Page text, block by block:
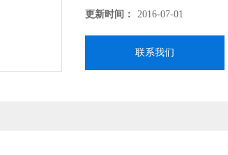
更新时间：
2016-07-01
联系我们